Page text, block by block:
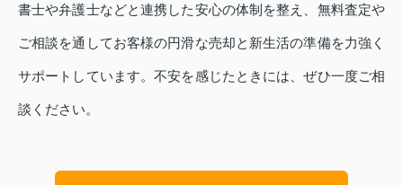
書士や弁護士などと連携した安心の体制を整え、無料査定や
ご相談を通してお客様の円滑な売却と新生活の準備を力強く
サポートしています。不安を感じたときには、ぜひ一度ご相
談ください。